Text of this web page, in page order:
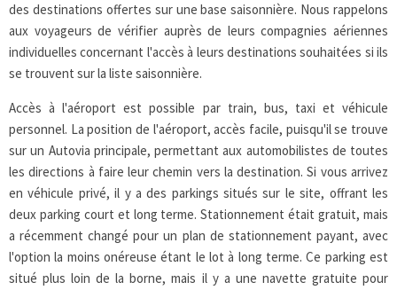
des destinations offertes sur une base saisonnière. Nous rappelons
aux voyageurs de vérifier auprès de leurs compagnies aériennes
individuelles concernant l'accès à leurs destinations souhaitées si ils
se trouvent sur la liste saisonnière.
Accès à l'aéroport est possible par train, bus, taxi et véhicule
personnel. La position de l'aéroport, accès facile, puisqu'il se trouve
sur un Autovia principale, permettant aux automobilistes de toutes
les directions à faire leur chemin vers la destination. Si vous arrivez
en véhicule privé, il y a des parkings situés sur le site, offrant les
deux parking court et long terme. Stationnement était gratuit, mais
a récemment changé pour un plan de stationnement payant, avec
l'option la moins onéreuse étant le lot à long terme. Ce parking est
situé plus loin de la borne, mais il y a une navette gratuite pour